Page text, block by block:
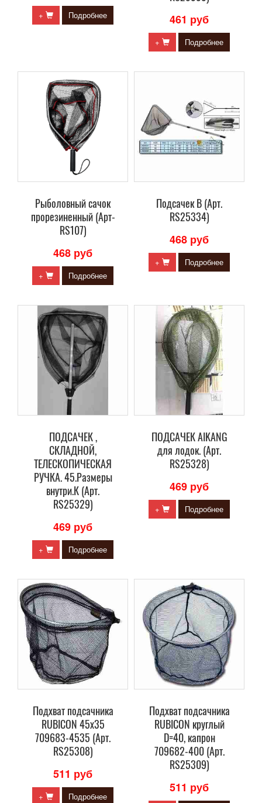
+ Подробнее
461 руб
+ Подробнее
Рыболовный сачок
прорезиненный (Арт-
RS107)
468 руб
+ Подробнее
Подсачек B (Арт.
RS25334)
468 руб
+ Подробнее
ПОДСАЧЕК ,
СКЛАДНОЙ,
ТЕЛЕСКОПИЧЕСКАЯ
РУЧКА. 45.Размеры
внутри.К (Арт.
RS25329)
469 руб
+ Подробнее
ПОДСАЧЕК AIKANG
для лодок. (Арт.
RS25328)
469 руб
+ Подробнее
Подхват подсачника
RUBICON 45х35
709683-4535 (Арт.
RS25308)
511 руб
+ Подробнее
Подхват подсачника
RUBICON круглый
D=40, капрон
709682-400 (Арт.
RS25309)
511 руб